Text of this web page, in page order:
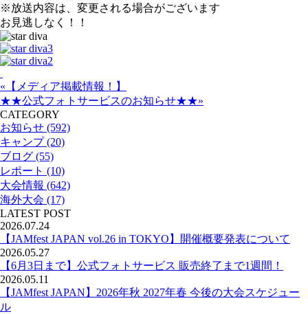
※放送内容は、変更される場合がございます
お見逃しなく！！
«【メディア掲載情報！】
★★公式フォトサービスのお知らせ★★»
CATEGORY
お知らせ (592)
キャンプ (20)
ブログ (55)
レポート (10)
大会情報 (642)
海外大会 (17)
LATEST POST
2026.07.24
【JAMfest JAPAN vol.26 in TOKYO】開催概要発表について
2026.05.27
【6月3日まで】公式フォトサービス 販売終了まで1週間！
2026.05.11
【JAMfest JAPAN】2026年秋 2027年春 今後の大会スケジュー
ル